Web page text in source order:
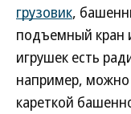
грузовик,
подъемный кран
игрушек есть
например, можно
кареткой